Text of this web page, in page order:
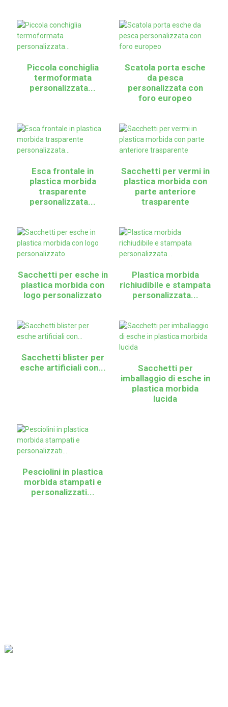
Piccola conchiglia
termoformata
personalizzata...
Scatola porta esche
da pesca
personalizzata con
foro europeo
Esca frontale in
plastica morbida
trasparente
personalizzata...
Sacchetti per vermi in
plastica morbida con
parte anteriore
trasparente
Sacchetti per esche in
plastica morbida con
logo personalizzato
Plastica morbida
richiudibile e stampata
personalizzata...
Sacchetti blister per
esche artificiali con...
Sacchetti per
imballaggio di esche in
plastica morbida
lucida
Pesciolini in plastica
morbida stampati e
personalizzati...